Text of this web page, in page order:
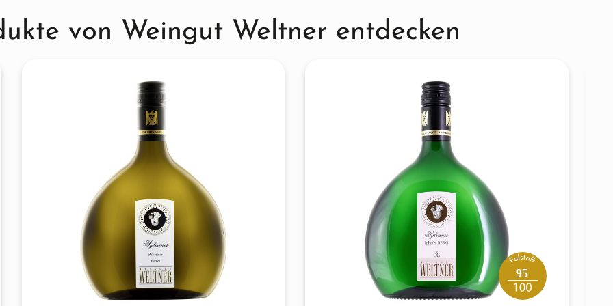
von Paul Weltner
von Weingut Weltner entdecken
95